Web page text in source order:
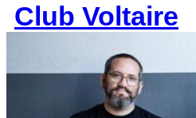
Club Voltaire